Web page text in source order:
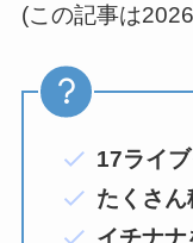
(この記事は
17ライ
たくさん
イチナ